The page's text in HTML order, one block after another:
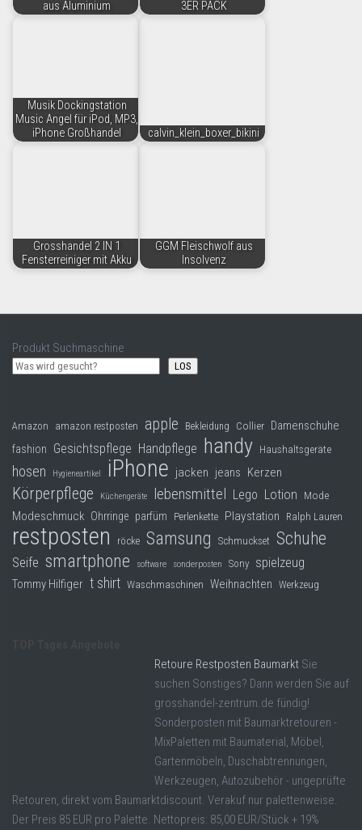
aus Aluminium
3ER PACK
Musik Dockingstation
Music Angel für iPod, MP3,
iPhone Großhandel
calvin_klein_boxer_bikini
Grosshandel 2 IN 1
Fensterreiniger mit Akku
GGM Fleischwolf aus
Insolvenz
Produkt Suchmaschine
LOS
Amazon amazon restposten apple Bekleidung Collier Damenschuhe
fashion Gesichtspflege Handpflege handy Haushaltsgeräte
hosen Hygieneartikel iPhone jacken jeans Kerzen
Körperpflege Küchengeräte lebensmittel Lego Lotion Mode
Modeschmuck Ohrringe parfüm Perlenkette Playstation Ralph Lauren
restposten röcke Samsung Schmuckset Schuhe
Seife smartphone software sonderposten Sony spielzeug
Tommy Hilfiger t shirt Waschmaschinen Weihnachten Werkzeug
Retoure Restposten Baumarkt Sie
suchen Sonstiges? Dann werden Sie auf
grosshandel-zentrum.de fündig!
Sonderposten mit Baumarktretouren -
MixPaletten mit Baumaterial, Möbel,
Gartenmöbeln, Duschabtrennungen,
Werkzeugen, Autozubehör - ungeprüfte
Retouren, direkt vom Baumarktdiscount. Verakuf nur palettenweise.
Der Preis 85 EUR pro Palette. Nettopreis: 85,00 EUR/Stück + 19%